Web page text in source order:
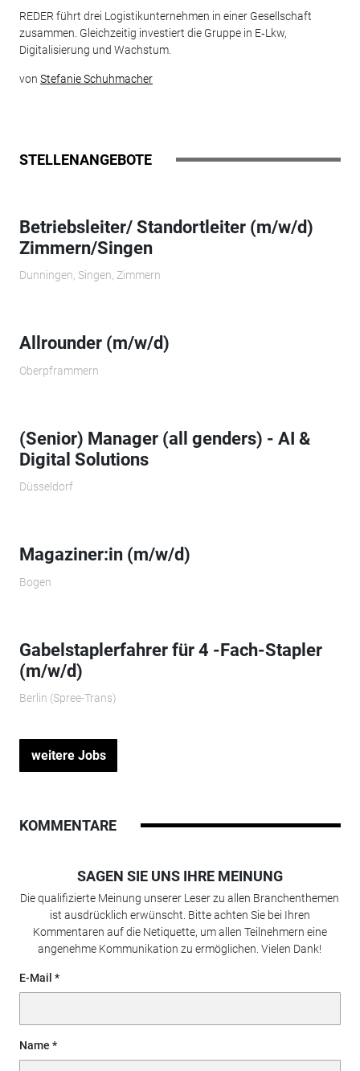
REDER führt drei Logistikunternehmen in einer Gesellschaft
zusammen. Gleichzeitig investiert die Gruppe in E‑Lkw,
Digitalisierung und Wachstum.
von Stefanie Schuhmacher
STELLENANGEBOTE
Betriebsleiter/ Standortleiter (m/w/d)
Zimmern/Singen
Dunningen, Singen, Zimmern
Allrounder (m/w/d)
Oberpframmern
(Senior) Manager (all genders) - AI &
Digital Solutions
Düsseldorf
Magaziner:in (m/w/d)
Bogen
Gabelstaplerfahrer für 4 -Fach-Stapler
(m/w/d)
Berlin (Spree-Trans)
weitere Jobs
KOMMENTARE
SAGEN SIE UNS IHRE MEINUNG
Die qualifizierte Meinung unserer Leser zu allen Branchenthemen
ist ausdrücklich erwünscht. Bitte achten Sie bei Ihren
Kommentaren auf die Netiquette, um allen Teilnehmern eine
angenehme Kommunikation zu ermöglichen. Vielen Dank!
E-Mail
Name